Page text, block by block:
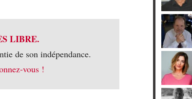
LIBRE.
de son indépendance.
vous !